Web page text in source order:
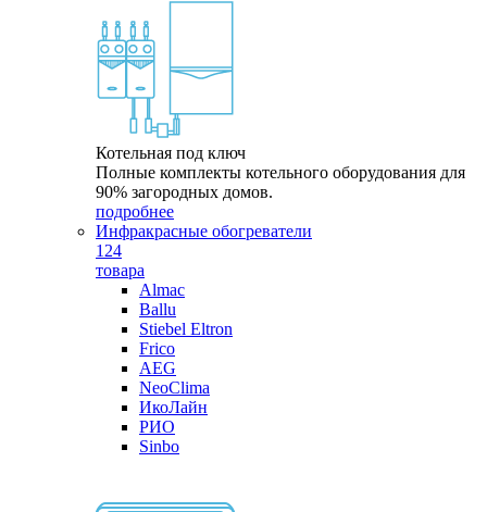
Котельная под ключ
Полные комплекты котельного оборудования для
90% загородных домов.
подробнее
Инфракрасные обогреватели
124
товара
Almac
Ballu
Stiebel Eltron
Frico
AEG
NeoClima
ИкоЛайн
РИО
Sinbo